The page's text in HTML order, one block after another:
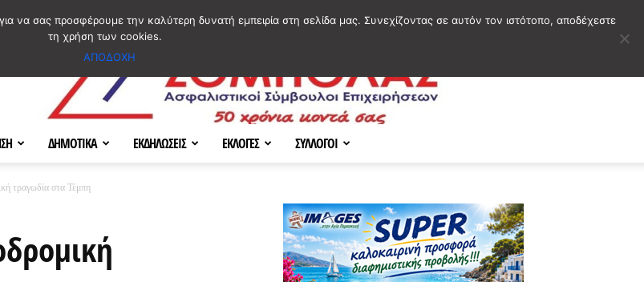
ΔΗΜΟΤΙΚΑ ΕΚΔΗΛΩΣΕΙΣ ΕΚΛΟΓΕΣ ΣΥΛΛΟΓΟΙ
τραγωδία στα Τέμπη
να σας προσφέρουμε την καλύτερη δυνατή εμπειρία στη σελίδα μας. Συνεχίζοντας σε αυτόν τον ιστότοπο, αποδέχεστε
τη χρήση των cookies.
ΑΠΟΔΟΧΗ